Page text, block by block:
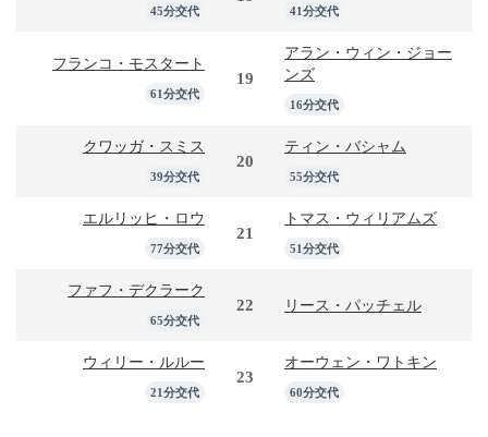
45分交代 41分交代
フランコ・モスタート
61分交代
19
アラン・ウィン・ジョー
ンズ
16分交代
クワッガ・スミス
39分交代
20
ティン・バシャム
55分交代
エルリッヒ・ロウ
77分交代
21
トマス・ウィリアムズ
51分交代
ファフ・デクラーク
65分交代
22 リース・パッチェル
ウィリー・ルルー
21分交代
23
オーウェン・ワトキン
60分交代